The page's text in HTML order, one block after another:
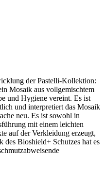
der Pastelli-Kollektion:
Mosaik aus vollgemischtem
und Hygiene vereint. Es ist
und interpretiert das Mosaik
neu. Es ist sowohl in
mit einem leichten
auf der Verkleidung erzeugt,
des Bioshield+ Schutzes hat es